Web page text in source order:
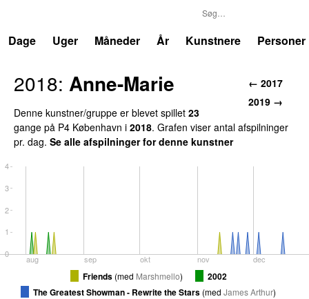
Dage
Uger Måneder År Kunstnere Personer
← 2017
2019 →
2018: Anne-Marie
Denne kunstner/gruppe er blevet spillet 23
gange på P4 København i 2018. Grafen viser antal afspilninger
pr. dag. Se alle afspilninger for denne kunstner
aug sep okt nov dec
0
1
2
3
4
Friends(med Marshmello)
2002
The Greatest Showman - Rewrite the Stars (med James Arthur)